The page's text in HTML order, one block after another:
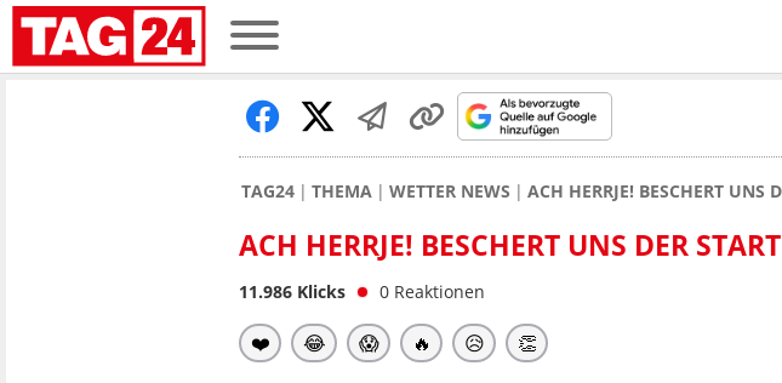
TAG24 THEMA WETTER NEWS ACH HERRJE! BESCHERT UNS
ACH HERRJE! BESCHERT UNS DER
11.986 Klicks 0 Reaktionen
❤️ 😂 😱 🔥 😥 👏